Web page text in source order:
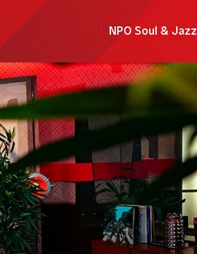
NPO Soul & Jazz